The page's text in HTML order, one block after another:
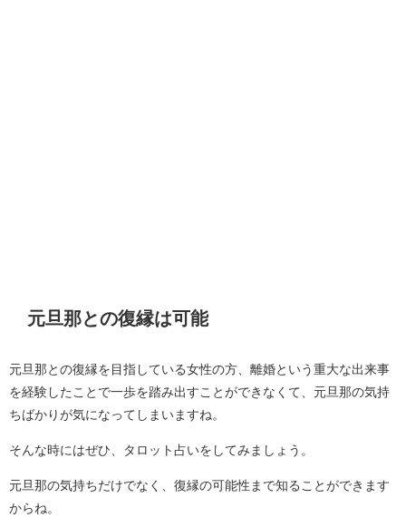
元旦那との復縁は可能
元旦那との復縁を目指している女性の方、離婚という重大な出来事
を経験したことで一歩を踏み出すことができなくて、元旦那の気持
ちばかりが気になってしまいますね。
そんな時にはぜひ、タロット占いをしてみましょう。
元旦那の気持ちだけでなく、復縁の可能性まで知ることができます
からね。